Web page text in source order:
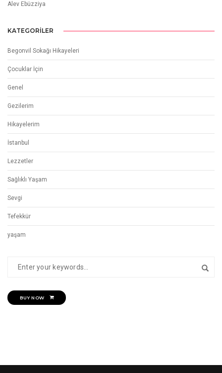
Alev Ebüzziya
KATEGORILER
Begonvil Sokağı Hikayeleri
Çocuklar İçin
Genel
Gezilerim
Hikayelerim
İstanbul
Lezzetler
Sağlıklı Yaşam
Sevgi
Tefekkür
yaşam
BUY NOW